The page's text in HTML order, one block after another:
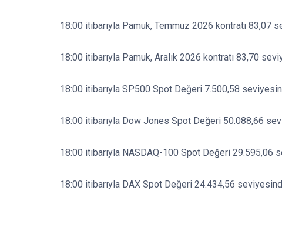
18:00 itibarıyla Pamuk, Temmuz 2026 kontratı 83,07
18:00 itibarıyla Pamuk, Aralık 2026 kontratı 83,70
18:00 itibarıyla SP500 Spot Değeri 7.500,58
18:00 itibarıyla Dow Jones Spot Değeri 50.088,66
18:00 itibarıyla NASDAQ-100 Spot Değeri 29.595,06
18:00 itibarıyla DAX Spot Değeri 24.434,56